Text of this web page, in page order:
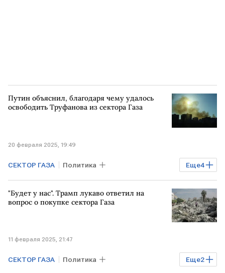
Путин объяснил, благодаря чему удалось
освободить Труфанова из сектора Газа
20 февраля 2025, 19:49
Еще4
СЕКТОР ГАЗА Политика
Владимир Путин Освобождение
политика РОССИЯ
"Будет у нас". Трамп лукаво ответил на
вопрос о покупке сектора Газа
11 февраля 2025, 21:47
Еще2
СЕКТОР ГАЗА Политика